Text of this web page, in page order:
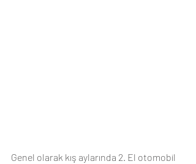
Genel olarak kış aylarında 2. El otomobil